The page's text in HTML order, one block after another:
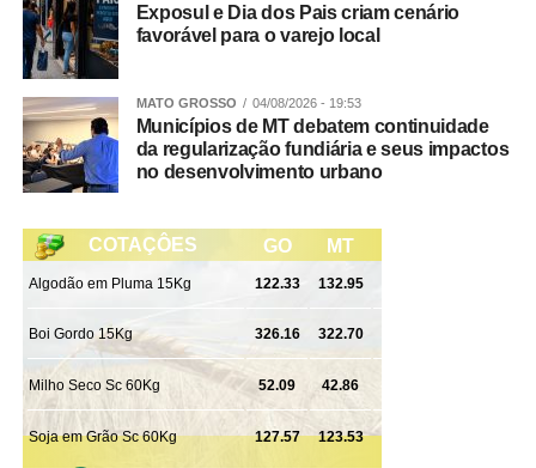
Exposul e Dia dos Pais criam cenário
favorável para o varejo local
MATO GROSSO 04/08/2026 - 19:53
Municípios de MT debatem continuidade
da regularização fundiária e seus impactos
no desenvolvimento urbano